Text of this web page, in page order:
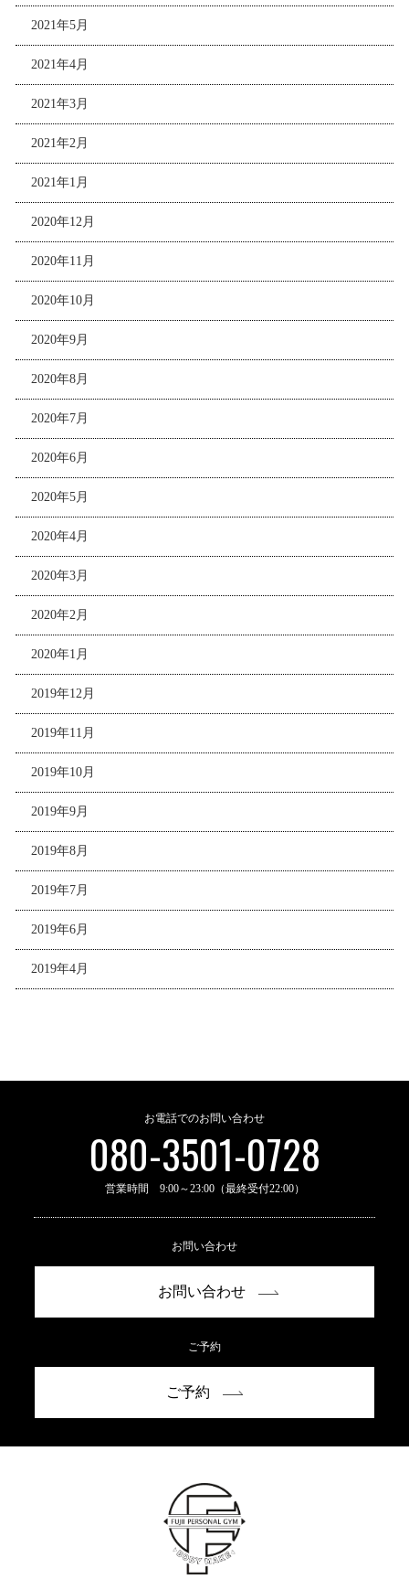
2021年5月
2021年4月
2021年3月
2021年2月
2021年1月
2020年12月
2020年11月
2020年10月
2020年9月
2020年8月
2020年7月
2020年6月
2020年5月
2020年4月
2020年3月
2020年2月
2020年1月
2019年12月
2019年11月
2019年10月
2019年9月
2019年8月
2019年7月
2019年6月
2019年4月
お電話でのお問い合わせ
080-3501-0728
営業時間 9:00～23:00（最終受付22:00）
お問い合わせ
お問い合わせ
ご予約
ご予約